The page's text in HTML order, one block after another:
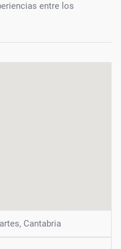
entre los
Cantabria